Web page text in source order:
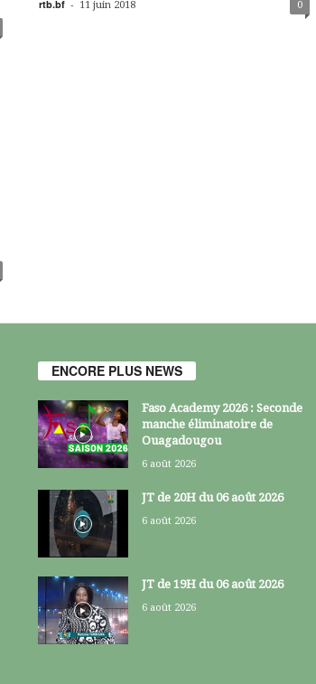
rtb.bf - 11 juin 2018 0
ENCORE PLUS NEWS
Faso Academy 2026 : Seconde
manche éliminatoire de
Ouagadougou
6 août 2026
JT de 20H du 06 août 2026
6 août 2026
JT de 19H du 06 août 2026
6 août 2026